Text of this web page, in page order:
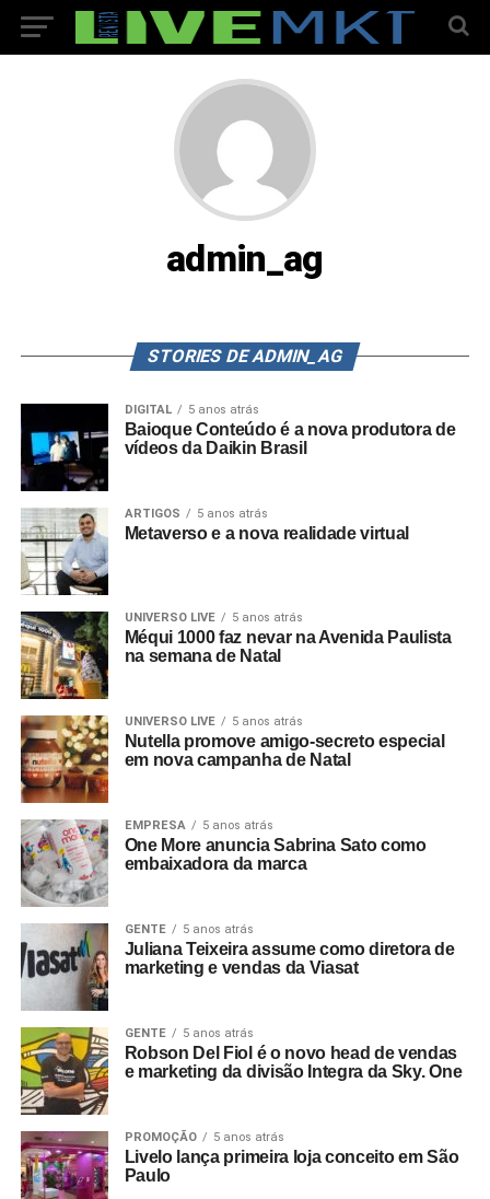
admin_ag
STORIES DE ADMIN_AG
DIGITAL 5 anos atrás
Baioque Conteúdo é a nova produtora de
vídeos da Daikin Brasil
ARTIGOS 5 anos atrás
Metaverso e a nova realidade virtual
UNIVERSO LIVE 5 anos atrás
Méqui 1000 faz nevar na Avenida Paulista
na semana de Natal
UNIVERSO LIVE 5 anos atrás
Nutella promove amigo-secreto especial
em nova campanha de Natal
EMPRESA 5 anos atrás
One More anuncia Sabrina Sato como
embaixadora da marca
GENTE 5 anos atrás
Juliana Teixeira assume como diretora de
marketing e vendas da Viasat
GENTE 5 anos atrás
Robson Del Fiol é o novo head de vendas
e marketing da divisão Integra da Sky. One
PROMOÇÃO 5 anos atrás
Livelo lança primeira loja conceito em São
Paulo